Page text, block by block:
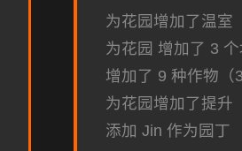
为花园增加了温室
为花园 增加了 3
增加了 9 种作物（
为花园增加了提升
添加 Jin 作为园丁